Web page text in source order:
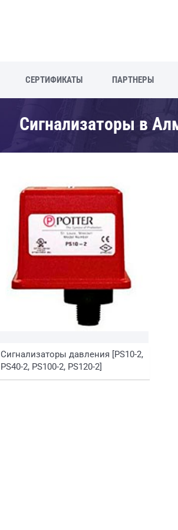
CЕРТИФИКАТЫ ПАРТНЕРЫ
Сигнализаторы в
Сигнализаторы давления [PS10-2,
PS40-2, PS100-2, PS120-2]